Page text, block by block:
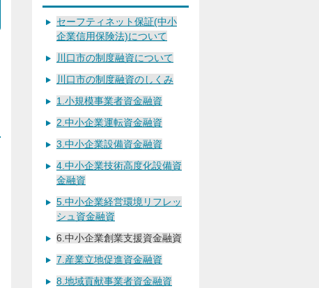
セーフティネット保証(中小
企業信用保険法)について
川口市の制度融資について
川口市の制度融資のしくみ
1.小規模事業者資金融資
2.中小企業運転資金融資
3.中小企業設備資金融資
4.中小企業技術高度化設備資
金融資
5.中小企業経営環境リフレッ
シュ資金融資
6.中小企業創業支援資金融資
7.産業立地促進資金融資
8.地域貢献事業者資金融資